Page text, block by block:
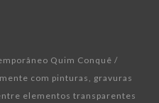
Quim Conquê /
com pinturas, gravuras
elementos transparentes